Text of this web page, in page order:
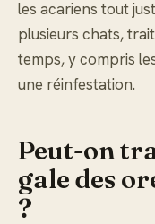
les acariens tout
plusieurs chats,
temps, y compris
une réinfestation.
Peut-on
gale des
?